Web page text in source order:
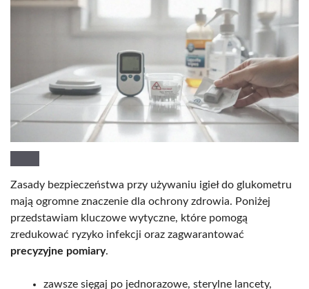
Zasady bezpieczeństwa przy używaniu igieł do glukometru
mają ogromne znaczenie dla ochrony zdrowia. Poniżej
przedstawiam kluczowe wytyczne, które pomogą
zredukować ryzyko infekcji oraz zagwarantować
precyzyjne pomiary.
zawsze sięgaj po jednorazowe, sterylne lancety,